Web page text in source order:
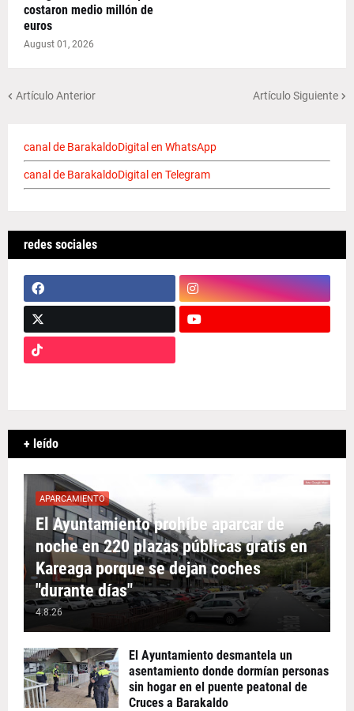
costaron medio millón de
euros
August 01, 2026
Artículo Anterior Artículo Siguiente
canal de BarakaldoDigital en WhatsApp
canal de BarakaldoDigital en Telegram
redes sociales
+ leído
APARCAMIENTO
El Ayuntamiento prohíbe aparcar de
noche en 220 plazas públicas gratis en
Kareaga porque se dejan coches
"durante días"
4.8.26
El Ayuntamiento desmantela un
asentamiento donde dormían personas
sin hogar en el puente peatonal de
Cruces a Barakaldo